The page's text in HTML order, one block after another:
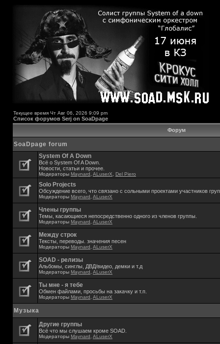
Текущее время Чт Авг 06, 2026 9:09 pm
Список форумов Serj on SoaDpage
Форум
SoaDpage forum
System Of A Down
Всё о System Of A Down.
Новости, статьи и прочее.
Модераторы Maynard ALuserX Del Piero
Solo Projects
Обсуждение всего, что связано с сольными проектами участников
Модераторы Maynard ALuserX
Члены группы
Темы, касающиеся непосредственно одного из членов группы.
Модераторы Maynard ALuserX
Между строк
Тексты, переводы. значения песен
Модераторы Maynard ALuserX
SOAD - релизы
Альбомы, синглы, ДВД/видео, демки и т.д
Модераторы Maynard ALuserX
Ты мне - я тебе
Обмен файлами, просьбы на закачку и т.п.
Модераторы Maynard ALuserX
Музыка
Другие группы
Всё что мы слушаем кроме SOAD.
Модераторы Maynard ALuserX